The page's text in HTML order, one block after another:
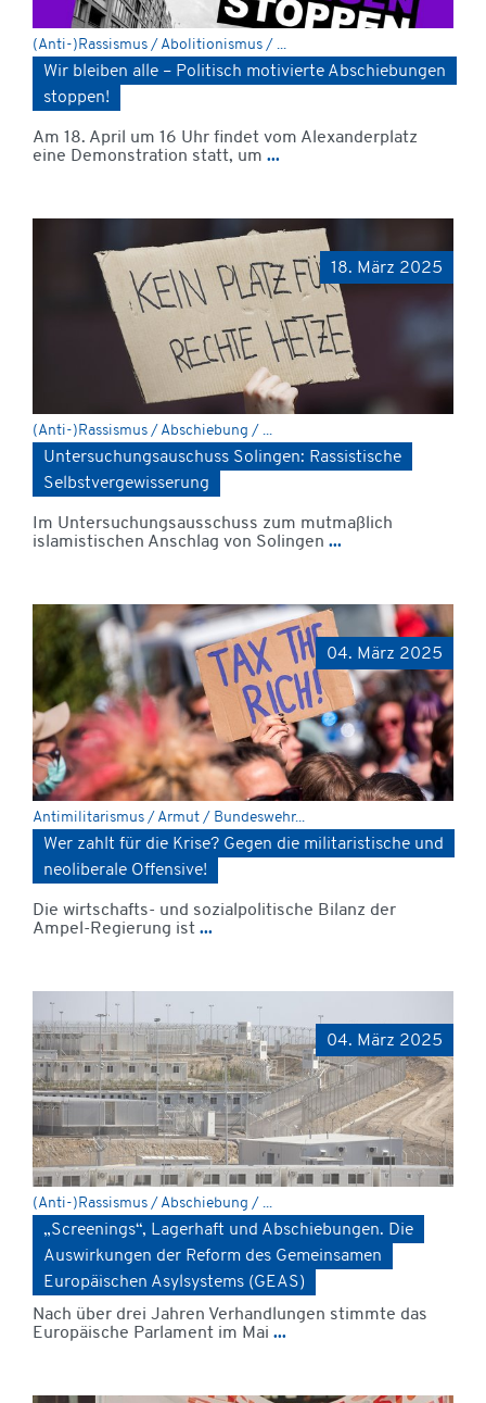
(Anti-)Rassismus / Abolitionismus / ...
Wir bleiben alle – Politisch motivierte Abschiebungen
stoppen!
Am 18. April um 16 Uhr findet vom Alexanderplatz
eine Demonstration statt, um ...
18. März 2025
(Anti-)Rassismus / Abschiebung / ...
Untersuchungsauschuss Solingen: Rassistische
Selbstvergewisserung
Im Untersuchungsausschuss zum mutmaßlich
islamistischen Anschlag von Solingen ...
04. März 2025
Antimilitarismus / Armut / Bundeswehr...
Wer zahlt für die Krise? Gegen die militaristische und
neoliberale Offensive!
Die wirtschafts- und sozialpolitische Bilanz der
Ampel-Regierung ist ...
04. März 2025
(Anti-)Rassismus / Abschiebung / ...
„Screenings“, Lagerhaft und Abschiebungen. Die
Auswirkungen der Reform des Gemeinsamen
Europäischen Asylsystems (GEAS)
Nach über drei Jahren Verhandlungen stimmte das
Europäische Parlament im Mai ...